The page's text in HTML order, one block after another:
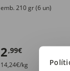
emb. 210 gr (6 un)
2,99€
14,24€/kg